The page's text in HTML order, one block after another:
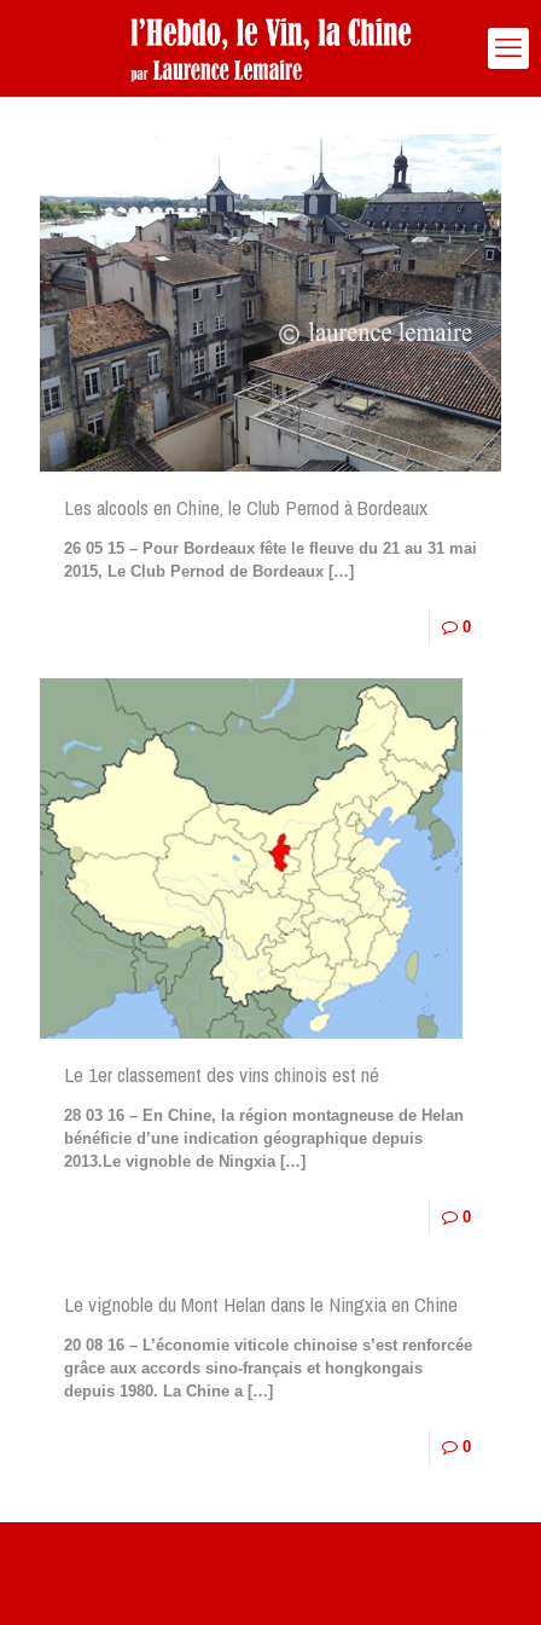
Les alcools en Chine, le Club Pernod à Bordeaux
26 05 15 – Pour Bordeaux fête le fleuve du 21 au 31 mai
2015, Le Club Pernod de Bordeaux […]
0
Le 1er classement des vins chinois est né
28 03 16 – En Chine, la région montagneuse de Helan
bénéficie d’une indication géographique depuis
2013.Le vignoble de Ningxia[…]
0
Le vignoble du Mont Helan dans le Ningxia en Chine
20 08 16 – L’économie viticole chinoise s’est renforcée
grâce aux accords sino-français et hongkongais
depuis 1980. La Chine a[…]
0